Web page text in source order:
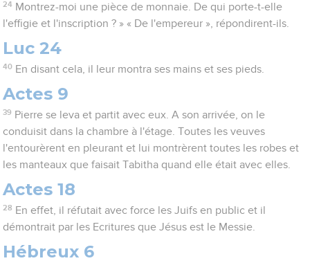
24 Montrez-moi une pièce de monnaie. De qui porte-t-elle
l'effigie et l'inscription ? » « De l'empereur », répondirent-ils.
Luc 24
40 En disant cela, il leur montra ses mains et ses pieds.
Actes 9
39 Pierre se leva et partit avec eux. A son arrivée, on le
conduisit dans la chambre à l'étage. Toutes les veuves
l'entourèrent en pleurant et lui montrèrent toutes les robes et
les manteaux que faisait Tabitha quand elle était avec elles.
Actes 18
28 En effet, il réfutait avec force les Juifs en public et il
démontrait par les Ecritures que Jésus est le Messie.
Hébreux 6